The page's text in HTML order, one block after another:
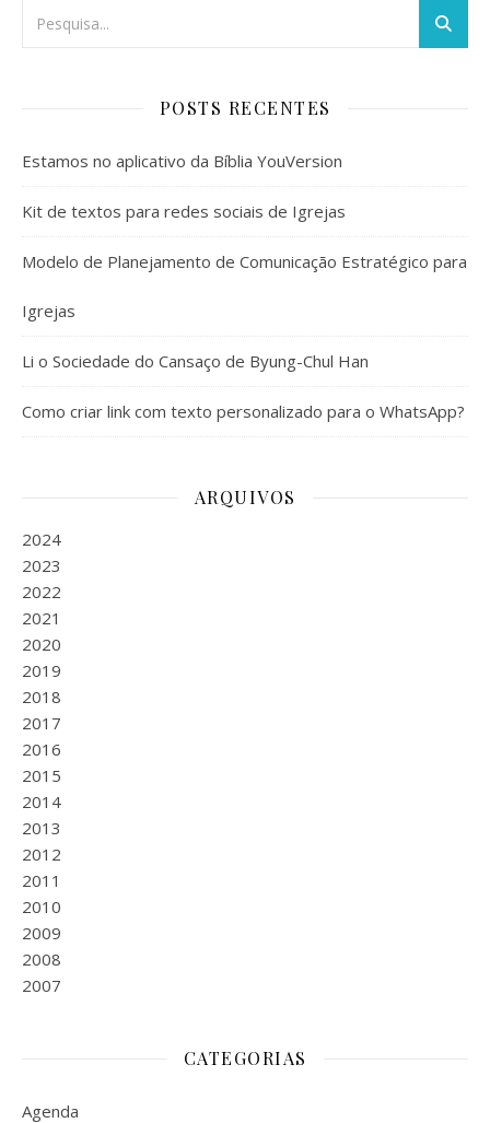
POSTS RECENTES
Estamos no aplicativo da Bíblia YouVersion
Kit de textos para redes sociais de Igrejas
Modelo de Planejamento de Comunicação Estratégico para
Igrejas
Li o Sociedade do Cansaço de Byung-Chul Han
Como criar link com texto personalizado para o WhatsApp?
ARQUIVOS
2024
2023
2022
2021
2020
2019
2018
2017
2016
2015
2014
2013
2012
2011
2010
2009
2008
2007
CATEGORIAS
Agenda